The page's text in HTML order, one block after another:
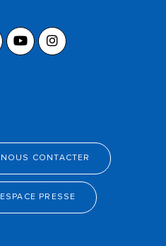
NOUS CONTACTER
ESPACE PRESSE